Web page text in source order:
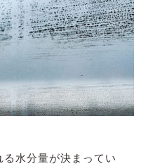
水分量が決まってい